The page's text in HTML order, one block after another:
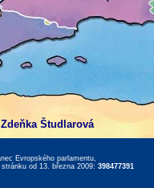
Študlarová
Evropského parlamentu,
od 13. března 2009: 398477391